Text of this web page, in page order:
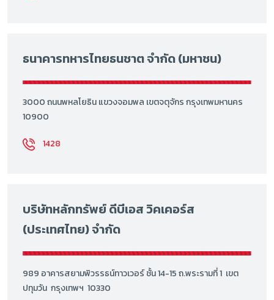
ธนาคารทหารไทยธนชาต จำกัด (มหาชน)
3000 ถนนพหลโยธิน แขวงจอมพล เขตจตุจักร กรุงเทพมหานคร
10900
1428
บริษัทหลักทรัพย์ ดีบีเอส วิคเคอร์ส
(ประเทศไทย) จำกัด
989 อาคารสยามพิวรรธน์ทาวเวอร์ ชั้น 14-15 ถ.พระรามที่ 1 เขต
ปทุมวัน กรุงเทพฯ 10330